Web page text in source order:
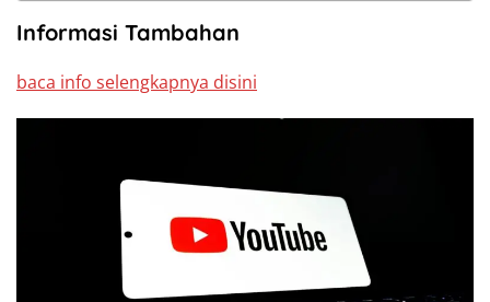
Informasi Tambahan
baca info selengkapnya disini